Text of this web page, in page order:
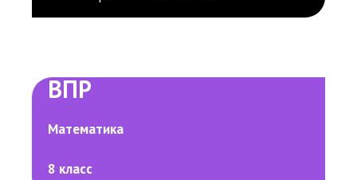
ВПР
Математика
8 класс